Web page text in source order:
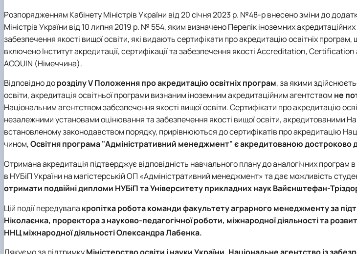
Розпорядженням Кабінету Міністрів України від 20 січня 2023 р. №48-р внесено зміни до
Міністрів України від 10 липня 2019 р. № 554, яким визначено Перелік іноземних акредитаційних
забезпечення якості вищої освіти, які видають сертифікати про акредитацію освітніх програм,
включено Інститут акредитації, сертифікації та забезпечення якості Accreditation,
ACQUIN (Німеччина).
Відповідно дорозділу V Положення про акредитацію освітніх програм, за якими
освіти, акредитація освітньої програми визнаним іноземним акредитаційним агентством не
Національним агентством забезпечення якості вищої освіти. Сертифікати про акредитацію
незалежними установами оцінювання та забезпечення якості вищої освіти, акредитованими
встановленому законодавством порядку, прирівнюються до сертифікатів про акредитацію
чином,Освітня програма "Адміністративний менеджмент" є акредитованою достроково
Отримана акредитація підтверджує відповідність навчального плану до аналогічних програм
в НУБіП України на магістерській ОП «Адміністративний менеджмент» та дає можливість
отримати подвійні дипломи НУБіП та Університету прикладних наук Вайєнштефан-
Цій події передувала кропітка робота команди факультету аграрного менеджменту за
Ніколаєнка, проректора з науково-педагогічної роботи, міжнародної діяльності та
ННЦ міжнародної діяльності Олександра Лабенка.